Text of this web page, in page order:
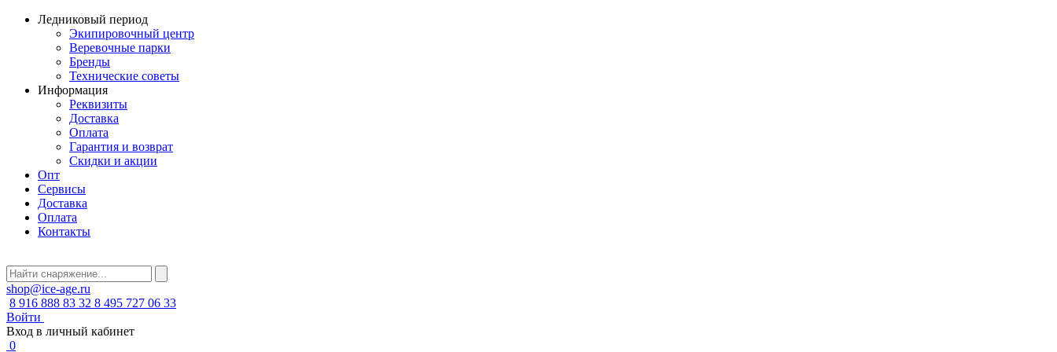
Ледниковый период
Экипировочный центр
Веревочные парки
Бренды
Технические советы
Информация
Реквизиты
Доставка
Оплата
Гарантия и возврат
Скидки и акции
Опт
Сервисы
Доставка
Оплата
Контакты
shop@ice-age.ru
8 916 888 83 32 8 495 727 06 33
Войти
Вход в личный кабинет
0